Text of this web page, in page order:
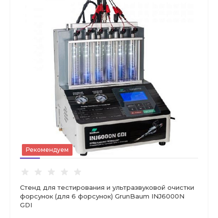
Рекомендуем
Стенд для тестирования и ультразвуковой очистки
форсунок (для 6 форсунок) GrunBaum INJ6000N
GDI